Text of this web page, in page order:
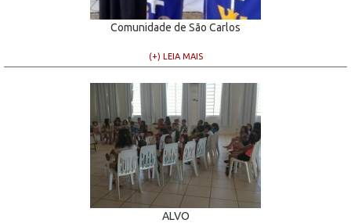
Comunidade de São Carlos
(+) LEIA MAIS
ALVO